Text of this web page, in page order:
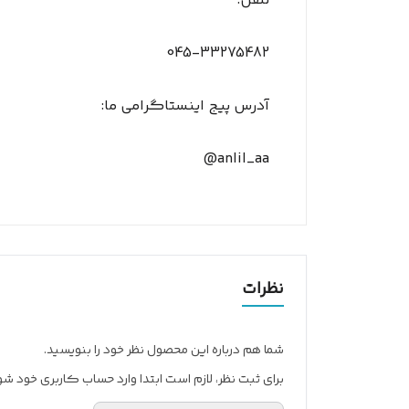
045-33275482
آدرس پیج اینستاگرامی ما:
@anlil_aa
نظرات
شما هم درباره این محصول نظر خود را بنویسید.
برای ثبت نظر، لازم است ابتدا وارد حساب کاربری خود